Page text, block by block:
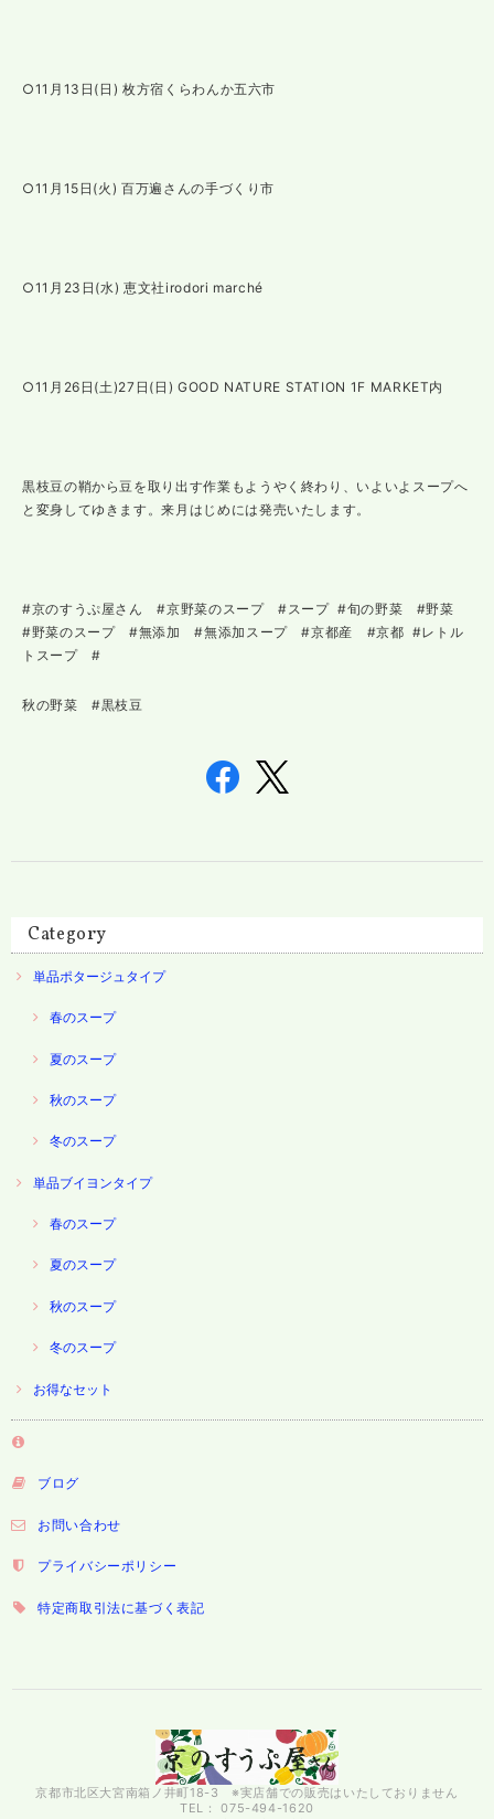
○11月13日(日) 枚方宿くらわんか五六市
○11月15日(火) 百万遍さんの手づくり市
○11月23日(水) 恵文社irodori marché
○11月26日(土)27日(日) GOOD NATURE STATION 1F MARKET内
黒枝豆の鞘から豆を取り出す作業もようやく終わり、いよいよスープへ
と変身してゆきます。来月はじめには発売いたします。
#京のすうぷ屋さん #京野菜のスープ #スープ #旬の野菜 #野菜
#野菜のスープ #無添加 #無添加スープ #京都産 #京都 #レトル
トスープ #
秋の野菜 #黒枝豆
Category
単品ポタージュタイプ
春のスープ
夏のスープ
秋のスープ
冬のスープ
単品ブイヨンタイプ
春のスープ
夏のスープ
秋のスープ
冬のスープ
お得なセット
ブログ
お問い合わせ
プライバシーポリシー
特定商取引法に基づく表記
京都市北区大宮南箱ノ井町18-3 ※実店舗での販売はいたしておりません
TEL： 075-494-1620